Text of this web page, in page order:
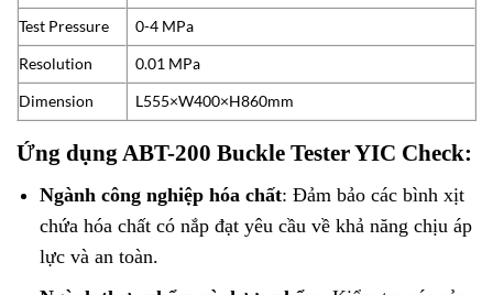
Test Pressure
0-4 MPa
Resolution
0.01 MPa
Dimension
L555×W400×H860mm
Ứng dụng ABT-200 Buckle Tester YIC Check:
Ngành công nghiệp hóa chất: Đảm bảo các bình xịt
chứa hóa chất có nắp đạt yêu cầu về khả năng chịu áp
lực và an toàn.